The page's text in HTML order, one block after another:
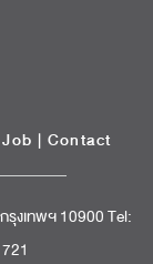
Job | Contact
งเทพฯ 10900 Tel: